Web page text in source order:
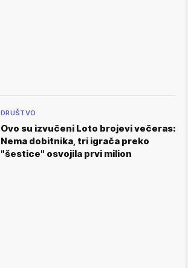
DRUŠTVO
Ovo su izvučeni Loto brojevi večeras:
Nema dobitnika, tri igrača preko
"šestice" osvojila prvi milion